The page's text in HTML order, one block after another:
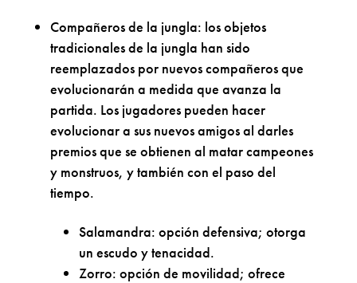
Compañeros de la jungla: los objetos
tradicionales de la jungla han sido
reemplazados por nuevos compañeros que
evolucionarán a medida que avanza la
partida. Los jugadores pueden hacer
evolucionar a sus nuevos amigos al darles
premios que se obtienen al matar campeones
y monstruos, y también con el paso del
tiempo.
Salamandra: opción defensiva; otorga
un escudo y tenacidad.
Zorro: opción de movilidad; ofrece